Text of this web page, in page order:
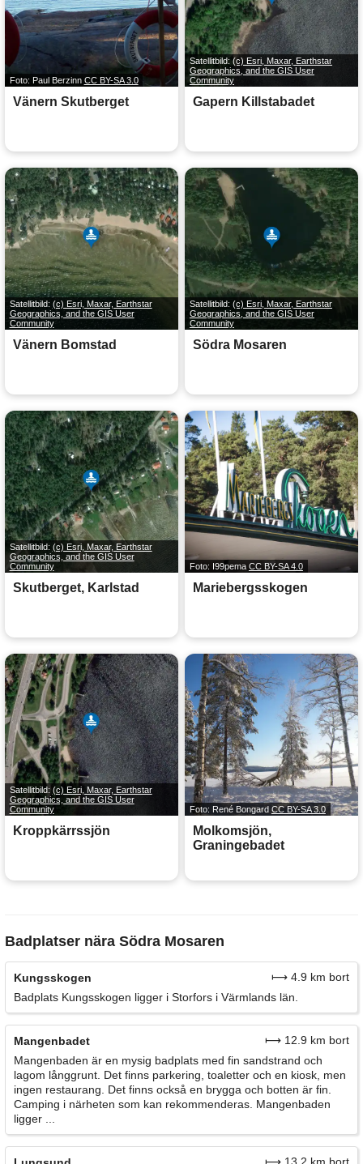
Foto: Paul Berzinn CC BY-SA 3.0
Vänern Skutberget
Satellitbild: (c) Esri, Maxar, Earthstar
Geographics, and the GIS User
Community
Gapern Killstabadet
Satellitbild: (c) Esri, Maxar, Earthstar
Geographics, and the GIS User
Community
Vänern Bomstad
Satellitbild: (c) Esri, Maxar, Earthstar
Geographics, and the GIS User
Community
Södra Mosaren
Satellitbild: (c) Esri, Maxar, Earthstar
Geographics, and the GIS User
Community
Skutberget, Karlstad
Foto: I99pema CC BY-SA 4.0
Mariebergsskogen
Satellitbild: (c) Esri, Maxar, Earthstar
Geographics, and the GIS User
Community
Kroppkärrssjön
Foto: René BongardCC BY-SA 3.0
Molkomsjön,
Graningebadet
Badplatser nära Södra Mosaren
Kungsskogen
⟼ 4.9 km bort
Badplats Kungsskogen ligger i Storfors i Värmlands län.
Mangenbadet
⟼ 12.9 km bort
Mangenbaden är en mysig badplats med fin sandstrand och
lagom långgrunt. Det finns parkering, toaletter och en kiosk, men
ingen restaurang. Det finns också en brygga och botten är fin.
Camping i närheten som kan rekommenderas. Mangenbaden
ligger ...